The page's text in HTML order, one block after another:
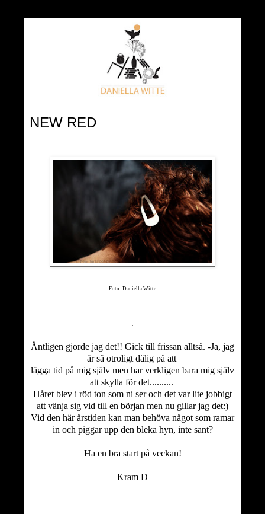
NEW RED
Foto: Daniella Witte
.
Äntligen gjorde jag det!! Gick till frissan alltså. -Ja, jag
är så otroligt dålig på att
lägga tid på mig själv men har verkligen bara mig själv
att skylla för det..........
Håret blev i röd ton som ni ser och det var lite jobbigt
att vänja sig vid till en början men nu gillar jag det:)
Vid den här årstiden kan man behöva något som ramar
in och piggar upp den bleka hyn, inte sant?
Ha en bra start på veckan!
Kram D